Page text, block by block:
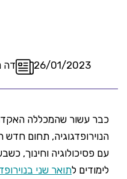
26/01/2023 דה
כבר עשור שהמכללה
הנוירופדגוגיה, תחום
עם פסיכולוגיה וחינוך,
לימודים לתואר שני